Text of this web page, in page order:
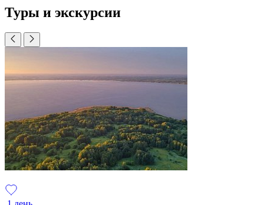
Туры и экскурсии